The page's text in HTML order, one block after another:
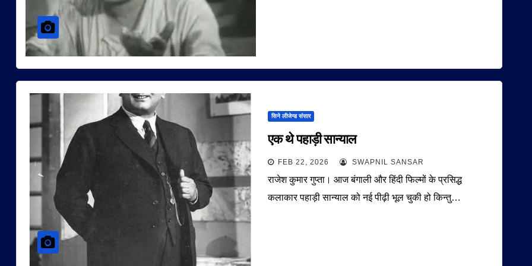
सिने लीजेन्ड संसार
एक थे पहाड़ी सान्याल
FEB 22, 2026 SWAPNIL SANSAR
राजेश कुमार गुप्ता। आज बंगाली और हिंदी फिल्मों के प्रसिद्ध
कलाकार पहाड़ी सान्याल को नई पीढ़ी भूल चुकी हो किन्तु…